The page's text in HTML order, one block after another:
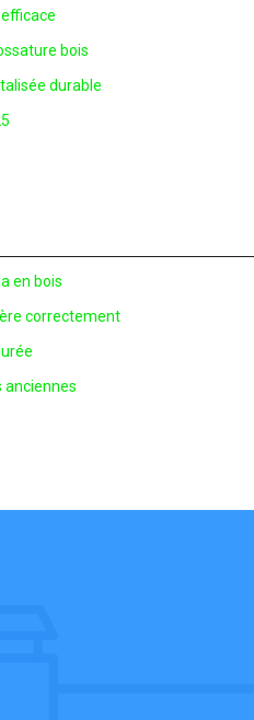
bois
durable
en bois
correctement
anciennes